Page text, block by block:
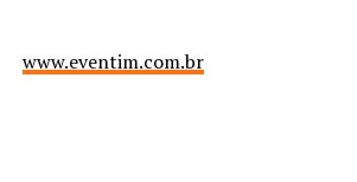
www.eventim.com.br